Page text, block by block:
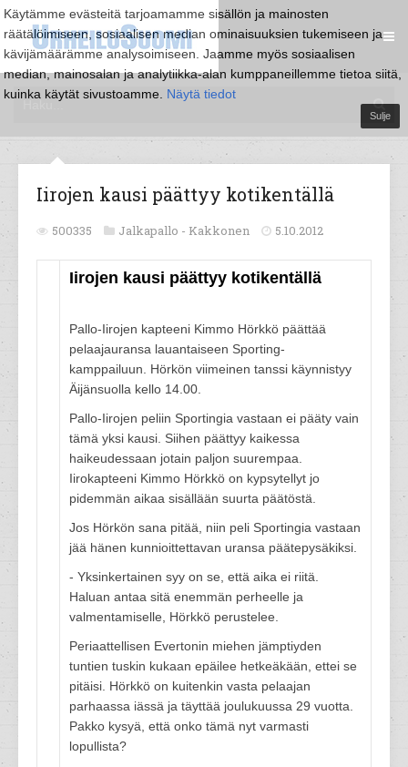
Käytämme evästeitä tarjoamamme sisällön ja mainosten
räätälöimiseen, sosiaalisen median ominaisuuksien tukemiseen ja
kävijämäärämme analysoimiseen. Jaamme myös sosiaalisen
median, mainosalan ja analytiikka-alan kumppaneillemme tietoa siitä,
kuinka käytät sivustoamme. Näytä tiedot
Sulje
Iirojen kausi päättyy kotikentällä
500335 Jalkapallo - Kakkonen 5.10.2012
Iirojen kausi päättyy kotikentällä
Pallo-Iirojen kapteeni Kimmo Hörkkö päättää
pelaajauransa lauantaiseen Sporting-
kamppailuun. Hörkön viimeinen tanssi käynnistyy
Äijänsuolla kello 14.00.
Pallo-Iirojen peliin Sportingia vastaan ei pääty vain
tämä yksi kausi. Siihen päättyy kaikessa
haikeudessaan jotain paljon suurempaa.
Iirokapteeni Kimmo Hörkkö on kypsytellyt jo
pidemmän aikaa sisällään suurta päätöstä.
Jos Hörkön sana pitää, niin peli Sportingia vastaan
jää hänen kunnioittettavan uransa päätepysäkiksi.
- Yksinkertainen syy on se, että aika ei riitä.
Haluan antaa sitä enemmän perheelle ja
valmentamiselle, Hörkkö perustelee.
Periaattellisen Evertonin miehen jämptiyden
tuntien tuskin kukaan epäilee hetkeäkään, ettei se
pitäisi. Hörkkö on kuitenkin vasta pelaajan
parhaassa iässä ja täyttää joulukuussa 29 vuotta.
Pakko kysyä, että onko tämä nyt varmasti
lopullista?